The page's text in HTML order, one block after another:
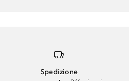
Spedizione